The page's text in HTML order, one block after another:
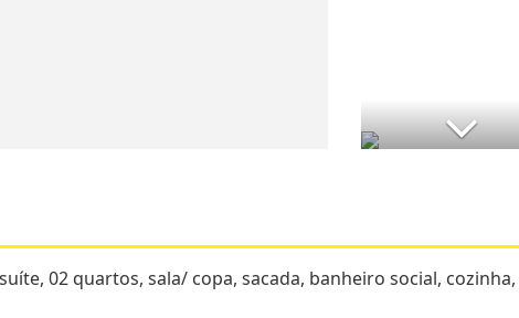
02 quartos, sala/ copa, sacada, banheiro social,